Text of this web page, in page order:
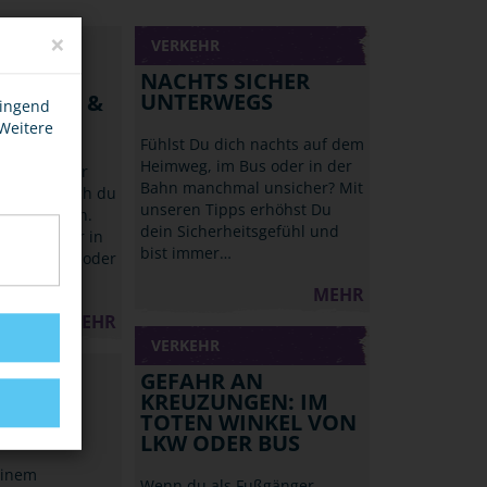
ZÜGE &
oder
bist auch du
gefahren.
du sogar in
Bahnhofs oder
MEHR
VERKEHR
NACHTS SICHER
UNTERWEGS
Fühlst Du dich nachts auf dem
Heimweg, im Bus oder in der
Bahn manchmal unsicher? Mit
unseren Tipps erhöhst Du
dein Sicherheitsgefühl und
bist immer…
MEHR
VERKEHR
GEFAHR AN
KREUZUNGEN: IM
TOTEN WINKEL VON
LKW ODER BUS
×